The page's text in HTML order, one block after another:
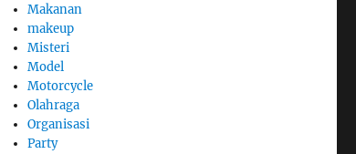
Makanan
makeup
Misteri
Model
Motorcycle
Olahraga
Organisasi
Party